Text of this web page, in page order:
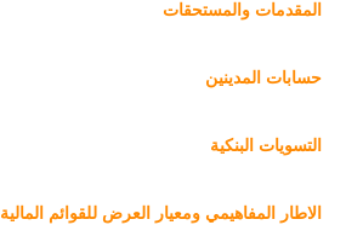
المقدمات والمستحقات
حسابات المدينين
التسويات البنكية
الاطار المفاهيمي ومعيار العرض للقوائم المالية